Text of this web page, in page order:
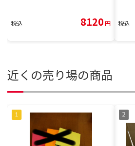
税込 8120円 税込
近くの売り場の商品